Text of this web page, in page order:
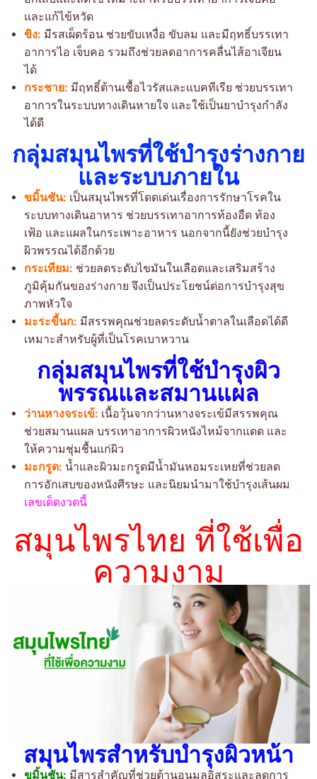
และแก้ไข้หวัด
ขิง: มีรสเผ็ดร้อน ช่วยขับเหงื่อ ขับลม และมีฤทธิ์บรรเทา
อาการไอ เจ็บคอ รวมถึงช่วยลดอาการคลื่นไส้อาเจียน
ได้
กระชาย: มีฤทธิ์ต้านเชื้อไวรัสและแบคทีเรีย ช่วยบรรเทา
อาการในระบบทางเดินหายใจ และใช้เป็นยาบำรุงกำลัง
ได้ดี
กลุ่มสมุนไพรที่ใช้บำรุงร่างกาย
และระบบภายใน
ขมิ้นชัน: เป็นสมุนไพรที่โดดเด่นเรื่องการรักษาโรคใน
ระบบทางเดินอาหาร ช่วยบรรเทาอาการท้องอืด ท้อง
เฟ้อ และแผลในกระเพาะอาหาร นอกจากนี้ยังช่วยบำรุง
ผิวพรรณได้อีกด้วย
กระเทียม: ช่วยลดระดับไขมันในเลือดและเสริมสร้าง
ภูมิคุ้มกันของร่างกาย จึงเป็นประโยชน์ต่อการบำรุงสุข
ภาพหัวใจ
มะระขี้นก: มีสรรพคุณช่วยลดระดับน้ำตาลในเลือดได้ดี
เหมาะสำหรับผู้ที่เป็นโรคเบาหวาน
กลุ่มสมุนไพรที่ใช้บำรุงผิว
พรรณและสมานแผล
ว่านหางจระเข้: เนื้อวุ้นจากว่านหางจระเข้มีสรรพคุณ
ช่วยสมานแผล บรรเทาอาการผิวหนังไหม้จากแดด และ
ให้ความชุ่มชื้นแก่ผิว
มะกรูด: น้ำและผิวมะกรูดมีน้ำมันหอมระเหยที่ช่วยลด
การอักเสบของหนังศีรษะ และนิยมนำมาใช้บำรุงเส้นผม
เลขเด็ดงวดนี้
สมุนไพรไทย ที่ใช้เพื่อ
ความงาม
สมุนไพรสำหรับบำรุงผิวหน้า
ขมิ้นชัน: มีสารสำคัญที่ช่วยต้านอนุมูลอิสระและลดการ